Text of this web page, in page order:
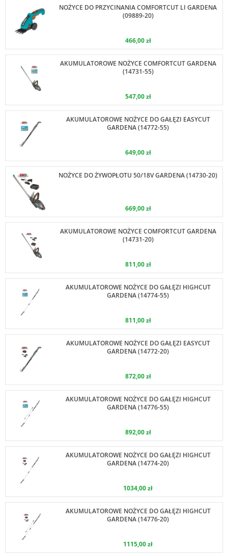
NOŻYCE DO PRZYCINANIA COMFORTCUT LI GARDENA
(09889-20)
466,00 zł
AKUMULATOROWE NOŻYCE COMFORTCUT GARDENA
(14731-55)
547,00 zł
AKUMULATOROWE NOŻYCE DO GAŁĘZI EASYCUT
GARDENA (14772-55)
649,00 zł
NOŻYCE DO ŻYWOPŁOTU 50/18V GARDENA (14730-20)
669,00 zł
AKUMULATOROWE NOŻYCE COMFORTCUT GARDENA
(14731-20)
811,00 zł
AKUMULATOROWE NOŻYCE DO GAŁĘZI HIGHCUT
GARDENA (14774-55)
811,00 zł
AKUMULATOROWE NOŻYCE DO GAŁĘZI EASYCUT
GARDENA (14772-20)
872,00 zł
AKUMULATOROWE NOŻYCE DO GAŁĘZI HIGHCUT
GARDENA (14776-55)
892,00 zł
AKUMULATOROWE NOŻYCE DO GAŁĘZI HIGHCUT
GARDENA (14774-20)
1034,00 zł
AKUMULATOROWE NOŻYCE DO GAŁĘZI HIGHCUT
GARDENA (14776-20)
1115,00 zł